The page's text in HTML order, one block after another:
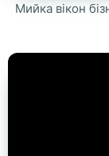
Мийка вікон